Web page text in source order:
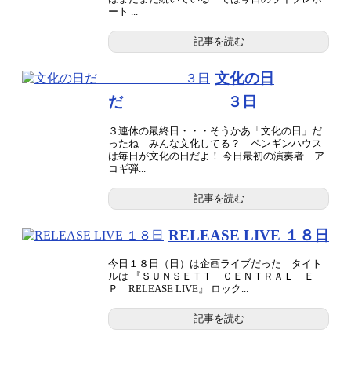
ート ...
記事を読む
文化の日
だ ３日
３連休の最終日・・・そうかあ「文化の日」だ
ったね みんな文化してる？ ペンギンハウス
は毎日が文化の日だよ！ 今日最初の演奏者 ア
コギ弾...
記事を読む
RELEASE LIVE １８日
今日１８日（日）は企画ライブだった タイト
ルは 『ＳＵＮＳＥＴＴ ＣＥＮＴＲＡＬ Ｅ
Ｐ RELEASE LIVE』 ロック...
記事を読む